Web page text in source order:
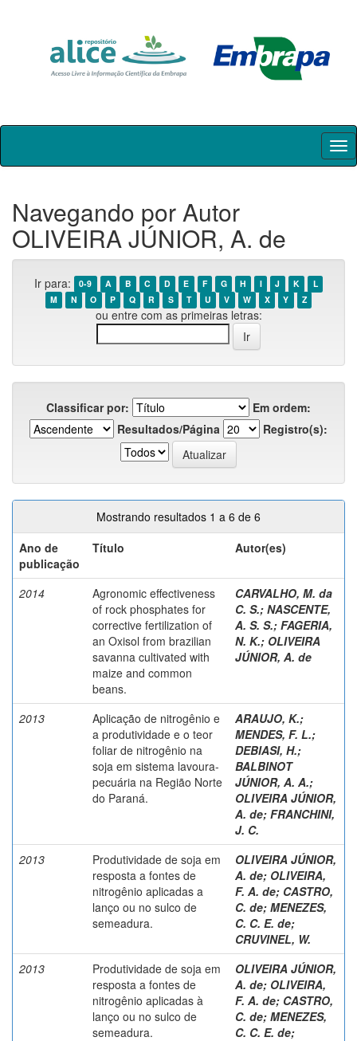
Skip
Navegando por Autor
OLIVEIRA JÚNIOR, A. de
Ir para: 0-9 A B C D E F G H I J K
L
M
N O P Q R S T U V W X Y Z
ou entre com as primeiras letras:
Classificar por:
Em ordem:
Resultados/Página
Registro(s):
Mostrando resultados 1 a 6 de 6
Ano de
publicação
Título Autor(es)
2014
Agronomic effectiveness
of rock phosphates for
corrective fertilization of
an Oxisol from brazilian
savanna cultivated with
maize and common
beans.
CARVALHO, M. da
C. S.; NASCENTE,
A. S. S.; FAGERIA,
N. K.; OLIVEIRA
JÚNIOR, A. de
2013
Aplicação de nitrogênio e
a produtividade e o teor
foliar de nitrogênio na
soja em sistema lavoura-
pecuária na Região Norte
do Paraná.
ARAUJO, K.;
MENDES, F. L.;
DEBIASI, H.;
BALBINOT
JÚNIOR, A. A.;
OLIVEIRA JÚNIOR,
A. de; FRANCHINI,
J. C.
2013
Produtividade de soja em
resposta a fontes de
nitrogênio aplicadas a
lanço ou no sulco de
semeadura.
OLIVEIRA JÚNIOR,
A. de; OLIVEIRA,
F. A. de; CASTRO,
C. de; MENEZES,
C. C. E. de;
CRUVINEL, W.
2013
Produtividade de soja em
resposta a fontes de
nitrogênio aplicadas à
lanço ou no sulco de
semeadura.
OLIVEIRA JÚNIOR,
A. de; OLIVEIRA,
F. A. de; CASTRO,
C. de; MENEZES,
C. C. E. de;